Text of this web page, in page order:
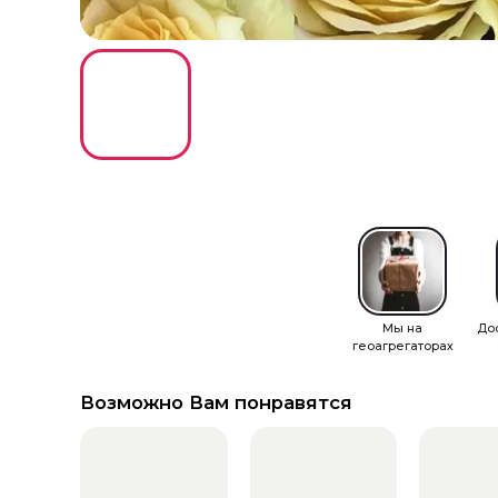
Мы на
геоагрегаторах
Возможно Вам понравятся